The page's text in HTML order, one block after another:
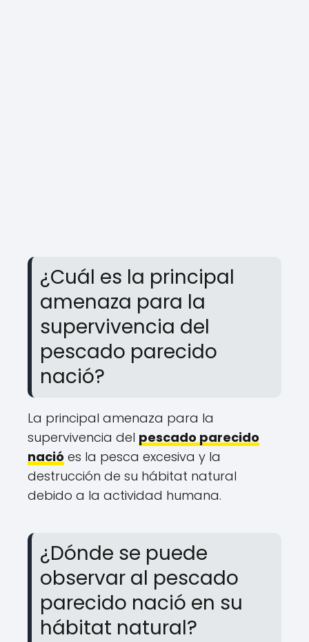
¿Cuál es la principal
amenaza para la
supervivencia del
pescado parecido
nació?
La principal amenaza para la
supervivencia del pescado parecido
nació es la pesca excesiva y la
destrucción de su hábitat natural
debido a la actividad humana.
¿Dónde se puede
observar al pescado
parecido nació en su
hábitat natural?